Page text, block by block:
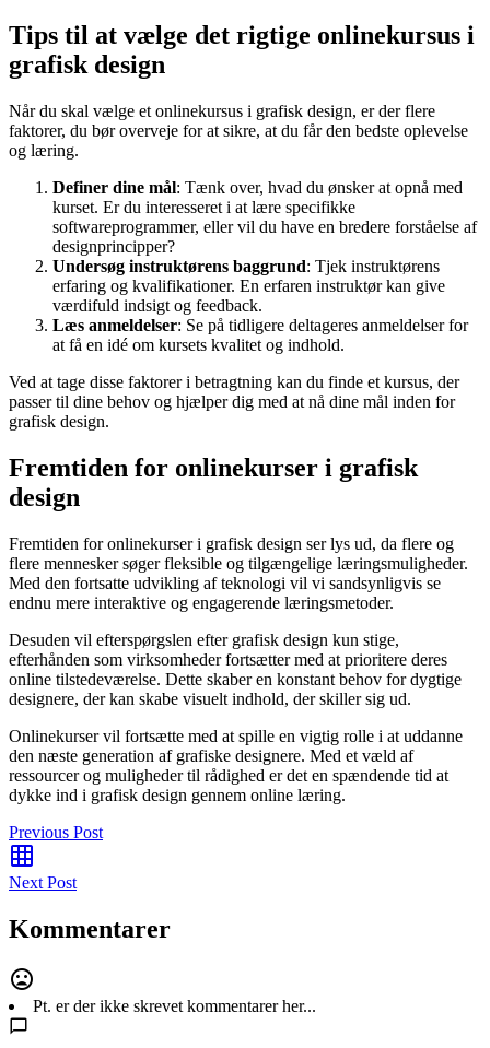
Tips til at vælge det rigtige onlinekursus i
grafisk design
Når du skal vælge et onlinekursus i grafisk design, er der flere
faktorer, du bør overveje for at sikre, at du får den bedste oplevelse
og læring.
Definer dine mål: Tænk over, hvad du ønsker at opnå med
kurset. Er du interesseret i at lære specifikke
softwareprogrammer, eller vil du have en bredere forståelse af
designprincipper?
Undersøg instruktørens baggrund: Tjek instruktørens
erfaring og kvalifikationer. En erfaren instruktør kan give
værdifuld indsigt og feedback.
Læs anmeldelser: Se på tidligere deltageres anmeldelser for
at få en idé om kursets kvalitet og indhold.
Ved at tage disse faktorer i betragtning kan du finde et kursus, der
passer til dine behov og hjælper dig med at nå dine mål inden for
grafisk design.
Fremtiden for onlinekurser i grafisk
design
Fremtiden for onlinekurser i grafisk design ser lys ud, da flere og
flere mennesker søger fleksible og tilgængelige læringsmuligheder.
Med den fortsatte udvikling af teknologi vil vi sandsynligvis se
endnu mere interaktive og engagerende læringsmetoder.
Desuden vil efterspørgslen efter grafisk design kun stige,
efterhånden som virksomheder fortsætter med at prioritere deres
online tilstedeværelse. Dette skaber en konstant behov for dygtige
designere, der kan skabe visuelt indhold, der skiller sig ud.
Onlinekurser vil fortsætte med at spille en vigtig rolle i at uddanne
den næste generation af grafiske designere. Med et væld af
ressourcer og muligheder til rådighed er det en spændende tid at
dykke ind i grafisk design gennem online læring.
Previous Post
Next Post
Kommentarer
Pt. er der ikke skrevet kommentarer her...